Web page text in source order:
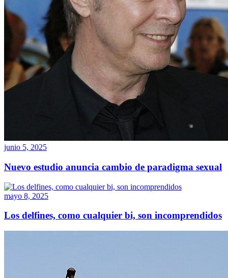
junio 5, 2025
Nuevo estudio anuncia cambio de paradigma sexual
mayo 8, 2025
Los delfines, como cualquier bi, son incomprendidos